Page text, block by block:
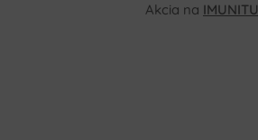
Akcia na IMUNITU